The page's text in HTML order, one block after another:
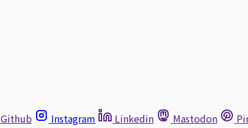
Github Instagram Linkedin Mastodon